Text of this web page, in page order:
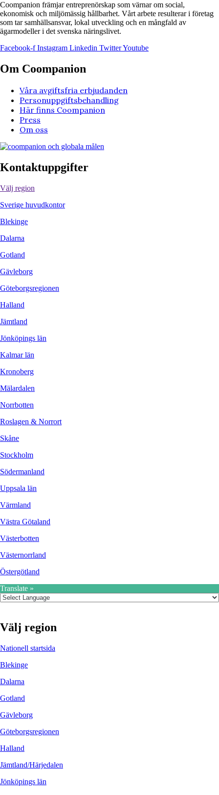
Coompanion främjar entreprenörskap som värnar om social,
ekonomisk och miljömässig hållbarhet. Vårt arbete resulterar i företag
som tar samhällsansvar, lokal utveckling och en mångfald av
ägarmodeller i det svenska näringslivet.
Facebook-f Instagram Linkedin TwitterYoutube
Om Coompanion
Våra avgiftsfria erbjudanden
Personuppgiftsbehandling
Här finns Coompanion
Press
Om oss
Kontaktuppgifter
Välj region
Sverige huvudkontor
Blekinge
Dalarna
Gotland
Gävleborg
Göteborgsregionen
Halland
Jämtland
Jönköpings län
Kalmar län
Kronoberg
Mälardalen
Norrbotten
Roslagen & Norrort
Skåne
Stockholm
Södermanland
Uppsala län
Värmland
Västra Götaland
Västerbotten
Västernorrland
Östergötland
Translate »
Välj region
Nationell startsida
Blekinge
Dalarna
Gotland
Gävleborg
Göteborgsregionen
Halland
Jämtland/Härjedalen
Jönköpings län